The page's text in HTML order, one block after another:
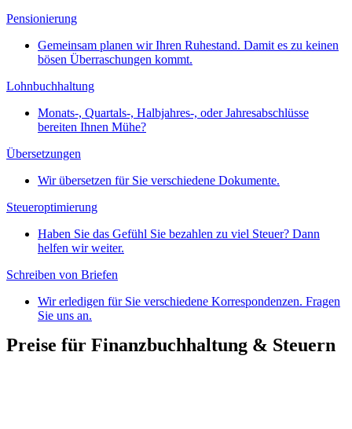
Pensionierung
Gemeinsam planen wir Ihren Ruhestand. Damit es zu keinen
bösen Überraschungen kommt.
Lohnbuchhaltung
Monats-, Quartals-, Halbjahres-, oder Jahresabschlüsse
bereiten Ihnen Mühe?
Übersetzungen
Wir übersetzen für Sie verschiedene Dokumente.
Steueroptimierung
Haben Sie das Gefühl Sie bezahlen zu viel Steuer? Dann
helfen wir weiter.
Schreiben von Briefen
Wir erledigen für Sie verschiedene Korrespondenzen. Fragen
Sie uns an.
Preise für Finanzbuchhaltung & Steuern